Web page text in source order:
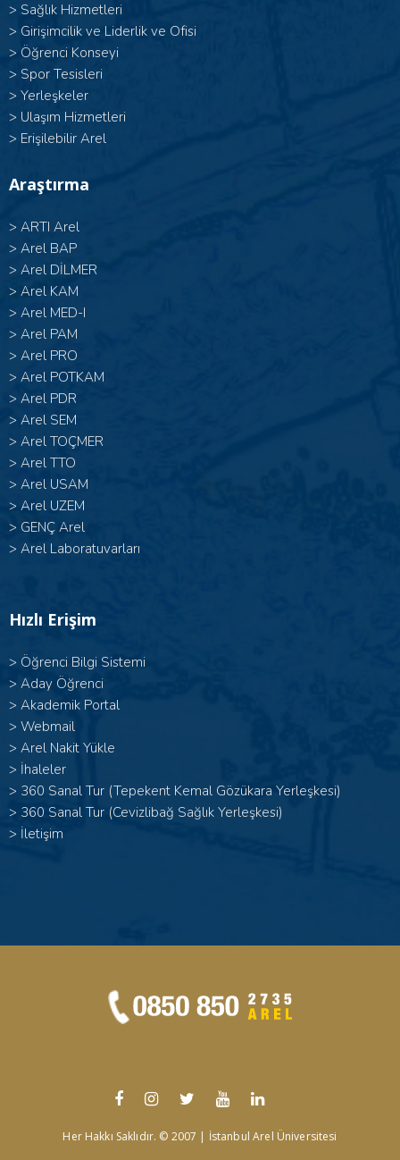
> Sağlık Hizmetleri
> Girişimcilik ve Liderlik ve Ofisi
> Öğrenci Konseyi
> Spor Tesisleri
> Yerleşkeler
> Ulaşım Hizmetleri
> Erişilebilir Arel
Araştırma
> ARTI Arel
> Arel BAP
> Arel DİLMER
> Arel KAM
> Arel MED-I
> Arel PAM
> Arel PRO
> Arel POTKAM
> Arel PDR
> Arel SEM
> Arel TOÇMER
> Arel TTO
> Arel USAM
> Arel UZEM
> GENÇ Arel
> Arel Laboratuvarları
Hızlı Erişim
> Öğrenci Bilgi Sistemi
> Aday Öğrenci
> Akademik Portal
> Webmail
> Arel Nakit Yükle
> İhaleler
> 360 Sanal Tur (Tepekent Kemal Gözükara Yerleşkesi)
> 360 Sanal Tur (Cevizlibağ Sağlık Yerleşkesi)
> İletişim
Her Hakkı Saklıdır. © 2007 | İstanbul Arel Üniversitesi